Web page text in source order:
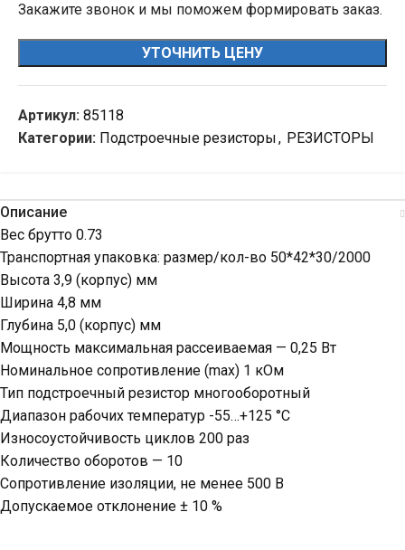
Закажите звонок и мы поможем формировать заказ.
УТОЧНИТЬ ЦЕНУ
Артикул: 85118
Категории: Подстроечные резисторы, РЕЗИСТОРЫ
Описание
Вес брутто 0.73
Транспортная упаковка: размер/кол-во 50*42*30/2000
Высота 3,9 (корпус) мм
Ширина 4,8 мм
Глубина 5,0 (корпус) мм
Мощность максимальная рассеиваемая — 0,25 Вт
Номинальное сопротивление (max) 1 кОм
Тип подстроечный резистор многооборотный
Диапазон рабочих температур -55…+125 °С
Износоустойчивость циклов 200 раз
Количество оборотов — 10
Сопротивление изоляции, не менее 500 В
Допускаемое отклонение ± 10 %